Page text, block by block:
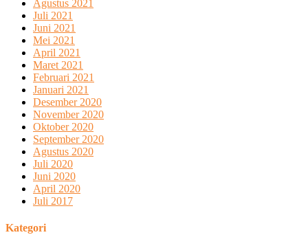
Agustus 2021
Juli 2021
Juni 2021
Mei 2021
April 2021
Maret 2021
Februari 2021
Januari 2021
Desember 2020
November 2020
Oktober 2020
September 2020
Agustus 2020
Juli 2020
Juni 2020
April 2020
Juli 2017
Kategori